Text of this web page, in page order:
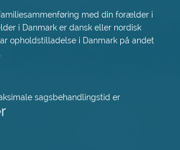
med din forælder i
i Danmark er dansk eller nordisk
opholdstilladelse i Danmark på andet
sagsbehandlingstid er